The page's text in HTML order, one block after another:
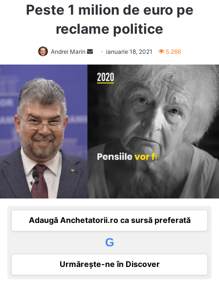
Peste 1 milion de euro pe
reclame politice
Andrei Marin
Send
an
email
ianuarie 18, 2021 5.266
Adaugă Anchetatorii.ro ca sursă preferată
G
Urmărește-ne în Discover